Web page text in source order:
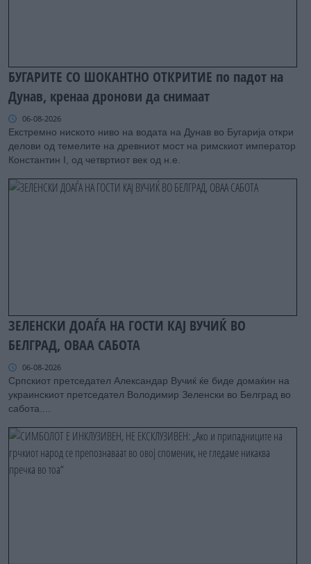
БУГАРИТЕ СО ШОКАНТНО ОТКРИТИЕ по падот на
Дунав, кренаа дронови да снимаат
06-08-2026
Екстремно ниското ниво на водата на Дунав во Бугарија откри
делови од темелите на древниот мост на римскиот император
Константин I, од четвртиот век од н.е.
ЗЕЛЕНСКИ ДОАЃА НА ГОСТИ КАЈ ВУЧИЌ ВО
БЕЛГРАД, ОВАА САБОТА
06-08-2026
Српскиот претседател Александар Вучиќ ќе биде домаќин на
украинскиот претседател Володимир Зеленски во Белград во
сабота....